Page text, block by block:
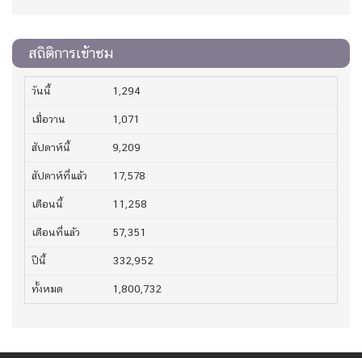
สถิติการเข้าชม
วันนี้ 1,294
เมื่อวาน 1,071
สัปดาห์นี้ 9,209
สัปดาห์ที่แล้ว 17,578
เดือนนี้ 11,258
เดือนที่แล้ว 57,351
ปีนี้ 332,952
ทั้งหมด 1,800,732